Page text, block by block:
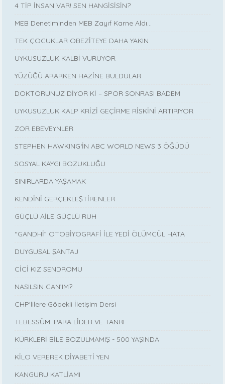
4 TİP İNSAN VAR! SEN HANGİSİSİN?
MEB Denetiminden MEB Zayıf Karne Aldı…
TEK ÇOCUKLAR OBEZİTEYE DAHA YAKIN
UYKUSUZLUK KALBİ VURUYOR
YÜZÜĞÜ ARARKEN HAZİNE BULDULAR
DOKTORUNUZ DİYOR Kİ – SPOR SONRASI BADEM
UYKUSUZLUK KALP KRİZİ GEÇİRME RİSKİNİ ARTIRIYOR
ZOR EBEVEYNLER
STEPHEN HAWKING‘İN ABC WORLD NEWS 3 ÖĞÜDÜ
SOSYAL KAYGI BOZUKLUĞU
SINIRLARDA YAŞAMAK
KENDİNİ GERÇEKLEŞTİRENLER
GÜÇLÜ AİLE GÜÇLÜ RUH
“GANDHİ” OTOBİYOGRAFİ İLE YEDİ ÖLÜMCÜL HATA
DUYGUSAL ŞANTAJ
CİCİ KIZ SENDROMU
NASILSIN CAN’IM?
CHP'lilere Göbekli İletişim Dersi
TEBESSÜM: PARA LİDER VE TANRI
KÜRKLERİ BİLE BOZULMAMIŞ - 500 YAŞINDA
KİLO VEREREK DİYABETİ YEN
KANGURU KATLİAMI